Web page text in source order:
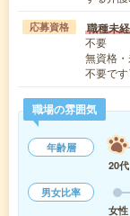
応募資格 職種未
不要
無資格
不要で
職場の雰囲気
年齢層
20代
男女比率
女性